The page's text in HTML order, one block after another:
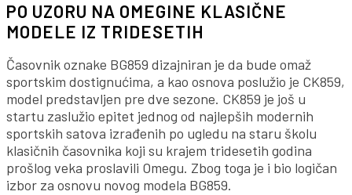
PO UZORU NA OMEGINE KLASIČNE
MODELE IZ TRIDESETIH
Časovnik oznake BG859 dizajniran je da bude omaž
sportskim dostignućima, a kao osnova poslužio je CK859,
model predstavljen pre dve sezone. CK859 je još u
startu zaslužio epitet jednog od najlepših modernih
sportskih satova izrađenih po ugledu na staru školu
klasičnih časovnika koji su krajem tridesetih godina
prošlog veka proslavili Omegu. Zbog toga je i bio logičan
izbor za osnovu novog modela BG859.